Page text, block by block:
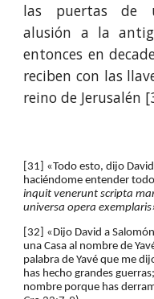
las puertas de
alusión a la
entonces en
reciben con las
reino de Jerusalén
[31] «Todo esto, dijo
haciéndome entender
inquit venerunt scripta
universa opera
[32] «Dijo David a
una Casa al nombre de
palabra de Yavé que me
has hecho grandes
nombre porque has